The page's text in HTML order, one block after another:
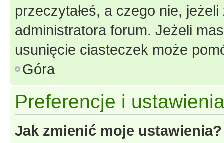
przeczytałeś, a czego nie,
administratora forum. Jeżeli
usunięcie ciasteczek może
Góra
Preferencje i
Jak zmienić moje ustawienia?